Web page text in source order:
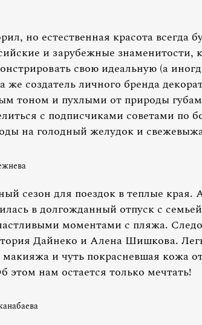
но естественная красота всегда
и зарубежные знаменитости,
свою идеальную (а
же создатель личного бренда
тоном и пухлыми от природы
с подписчиками советами по
на голодный желудок и
сезон для поездок в теплые края.
в долгожданный отпуск с
моментами с пляжа.
Дайнеко и Алена Шишкова.
и чуть покрасневшая кожа
этом нам остается только мечтать!